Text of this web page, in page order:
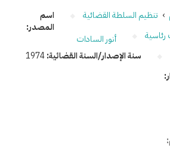
› تنظيم السلطة القضائية
رئاسية
سنة الإصدار/السنة القضائية:1974
اسم
المصدر:
أنور السادات